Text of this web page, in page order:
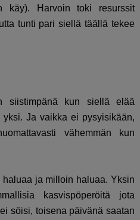
käy). Harvoin toki resurssit
tunti pari siellä täällä tekee
siistimpänä kun siellä elää
Ja vaikka ei pysyisikään,
vähemmän kun
ja milloin haluaa. Yksin
kasvispöperöitä jota
söisi, toisena päivänä saatan